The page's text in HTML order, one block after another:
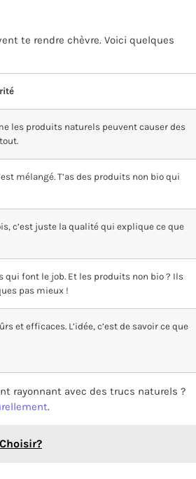
te rendre chèvre. Voici quelques
les produits naturels peuvent causer des
mélangé. T’as des produits non bio qui
c’est juste la qualité qui explique ce que
qui font le job. Et les produits non bio ? Ils
pas mieux !
et efficaces. L’idée, c’est de savoir ce que
rayonnant avec des trucs naturels ?
.